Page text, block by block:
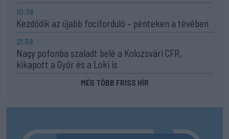
10:36
Kezdődik az újabb fociforduló – pénteken a tévében
21:58
Nagy pofonba szaladt belé a Kolozsvári CFR,
kikapott a Győr és a Loki is
MÉG TÖBB FRISS HÍR